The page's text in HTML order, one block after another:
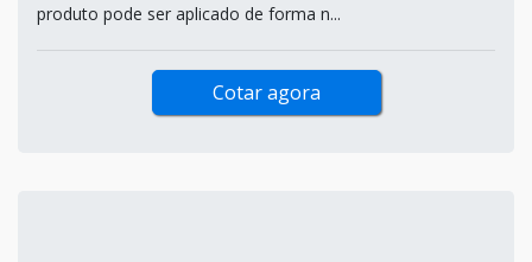
produto pode ser aplicado de forma n...
Cotar agora